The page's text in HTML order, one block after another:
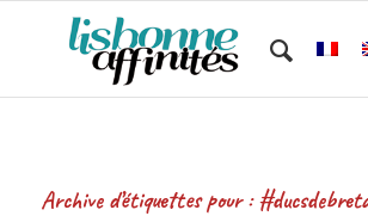
Archive d’étiquettes pour :